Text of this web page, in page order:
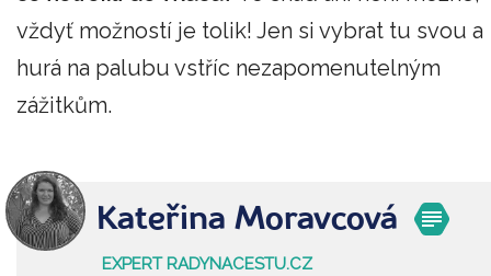
vždyť možností je tolik! Jen si vybrat tu svou a
hurá na palubu vstříc nezapomenutelným
zážitkům.
Kateřina Moravcová
EXPERT RADYNACESTU.CZ